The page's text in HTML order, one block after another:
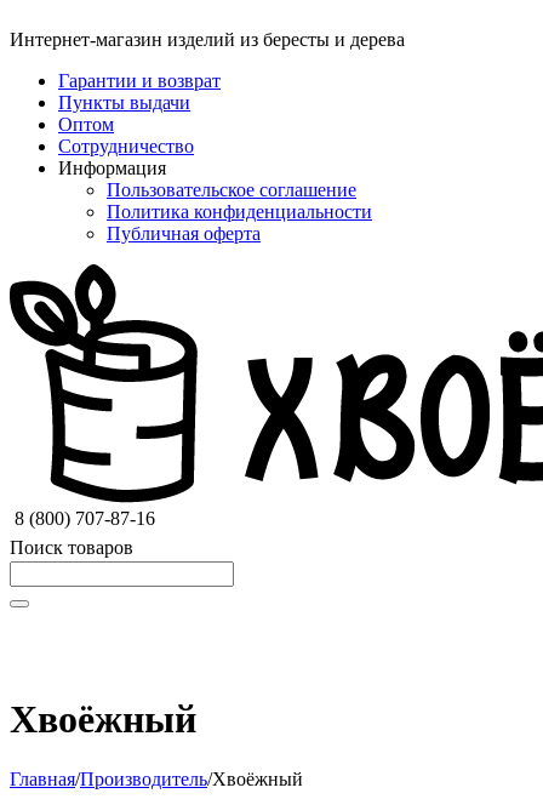
Интернет-магазин изделий из бересты и дерева
Гарантии и возврат
Пункты выдачи
Оптом
Сотрудничество
Информация
Пользовательское соглашение
Политика конфиденциальности
Публичная оферта
8 (800) 707-87-16
Поиск товаров
Хвоёжный
Главная/Производитель/Хвоёжный